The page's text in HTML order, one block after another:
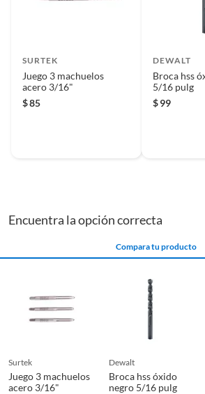
SURTEK
Juego 3 machuelos
acero 3/16"
$85
DEWALT
Broca hss
5/16 pulg
$ 99
Encuentra la opción correcta
Compara tu producto
surtek
Juego 3 machuelos
acero 3/16"
dewalt
Broca hss óxido
negro 5/16 pulg